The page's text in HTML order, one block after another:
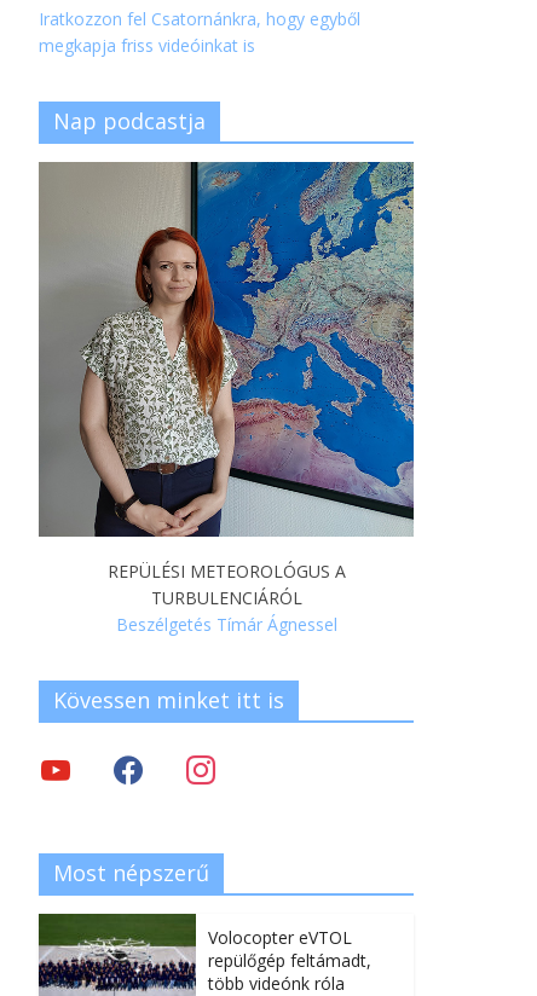
Iratkozzon fel Csatornánkra, hogy egyből
megkapja friss videóinkat is
Nap podcastja
REPÜLÉSI METEOROLÓGUS A
TURBULENCIÁRÓL
Beszélgetés Tímár Ágnessel
Kövessen minket itt is
Most népszerű
Volocopter eVTOL
repülőgép feltámadt,
több videónk róla